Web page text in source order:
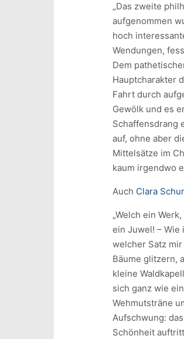
„Das zweite
aufgenommen
hoch
Wendungen,
Dem
Hauptcharakter
Fahrt durch
Gewölk und es
Schaffensdrang
auf, ohne aber
Mittelsätze im
kaum irgendwo
Auch Clara
„Welch ein
ein Juwel! – Wie
welcher Satz
Bäume glitzern,
kleine
sich ganz wie
Wehmutsträne
Aufschwung:
Schönheit